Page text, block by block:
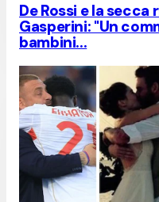
De Rossi e la
Gasperini: "Un
bambini...